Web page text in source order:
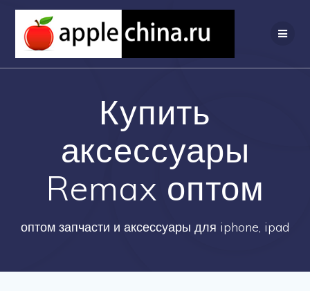
Перейти
к
содержимому
Купить
аксессуары
Remax оптом
оптом запчасти и аксессуары для iphone, ipad